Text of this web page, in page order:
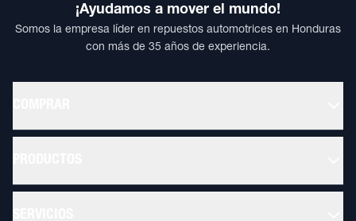
¡Ayudamos a mover el mundo!
Somos la empresa líder en repuestos automotrices en Honduras
con más de 35 años de experiencia.